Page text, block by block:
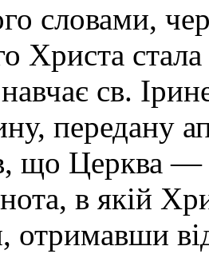
словами,
Христа
св.
передану
що Церква —
в якій
отримавши